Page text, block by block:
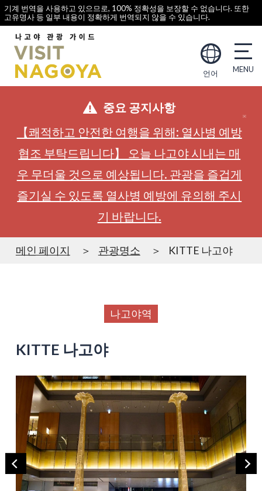
기계 번역을 사용하고 있으므로, 100% 정확성을 보장할 수 없습니다. 또한
고유명사 등 일부 내용이 정확하게 번역되지 않을 수 있습니다.
언어
중요 공지사항
【쾌적하고 안전한 여행을 위해: 열사병 예방
협조 부탁드립니다】 오늘 나고야 시내는 매
우 무더울 것으로 예상됩니다. 관광을 즐겁게
즐기실 수 있도록 열사병 예방에 유의해 주시
기 바랍니다.
메인 페이지 관광명소 KITTE 나고야
나고야역
KITTE 나고야